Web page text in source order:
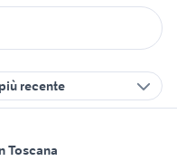
recente
Toscana